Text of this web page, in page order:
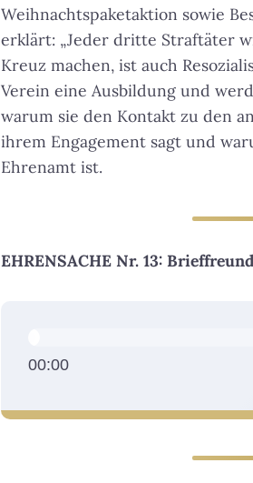
Weihnachtspaketaktion sowie
erklärt: „Jeder dritte Straftäter
Kreuz machen, ist auch
Verein eine Ausbildung und
warum sie den Kontakt zu den
ihrem Engagement sagt und
Ehrenamt ist.
EHRENSACHE Nr. 13:
00:00